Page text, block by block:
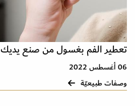
تعطير الفم بغسول من صنع يديك
06 أغسطس 2022
وصفات طبيعيّة